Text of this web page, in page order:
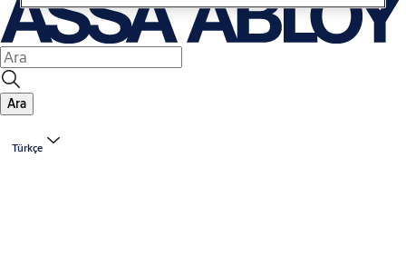
Ara
Türkçe